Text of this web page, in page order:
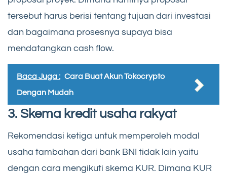
tersebut harus berisi tentang tujuan dari investasi
dan bagaimana prosesnya supaya bisa
mendatangkan cash flow.
Baca Juga : Cara Buat Akun Tokocrypto
Dengan Mudah
3. Skema kredit usaha rakyat
Rekomendasi ketiga untuk memperoleh modal
usaha tambahan dari bank BNI tidak lain yaitu
dengan cara mengikuti skema KUR. Dimana KUR